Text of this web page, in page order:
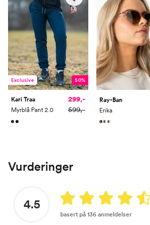
Exclusive 50%
Kari Traa
Myrblå Pant 2.0
299,-
599,-
Ray-Ban
Erika
Vurderinger
4.5
basert på 136 anmeldelser